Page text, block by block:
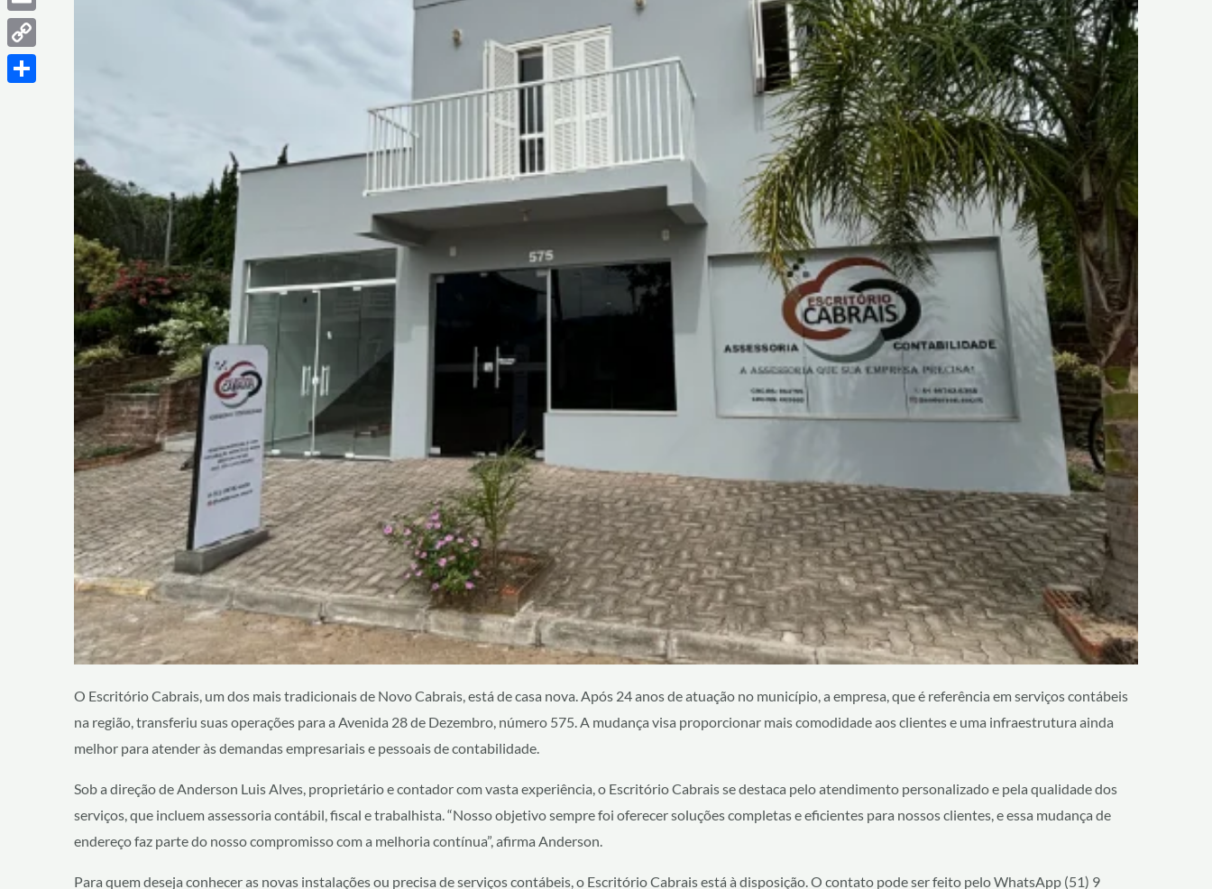
O Escritório Cabrais, um dos mais tradicionais de Novo Cabrais, está de casa nova. Após 24 anos de atuação no município, a empresa, que é referência em serviços contábeis
na região, transferiu suas operações para a Avenida 28 de Dezembro, número 575. A mudança visa proporcionar mais comodidade aos clientes e uma infraestrutura ainda
melhor para atender às demandas empresariais e pessoais de contabilidade.
Sob a direção de Anderson Luis Alves, proprietário e contador com vasta experiência, o Escritório Cabrais se destaca pelo atendimento personalizado e pela qualidade dos
serviços, que incluem assessoria contábil, fiscal e trabalhista. “Nosso objetivo sempre foi oferecer soluções completas e eficientes para nossos clientes, e essa mudança de
endereço faz parte do nosso compromisso com a melhoria contínua”, afirma Anderson.
Para quem deseja conhecer as novas instalações ou precisa de serviços contábeis, o Escritório Cabrais está à disposição. O contato pode ser feito pelo WhatsApp (51) 9
Email
Copy